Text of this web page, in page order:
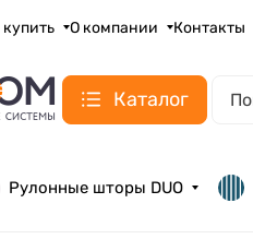
купить О компании Контакты
Каталог
Рулонные шторы DUO